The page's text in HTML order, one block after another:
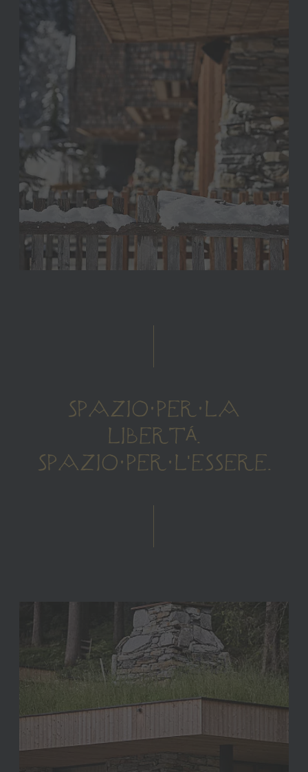
SPAZIO PER LA
LIBERTÁ.
SPAZIO PER L'ESSERE.